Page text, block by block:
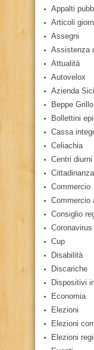
Appalti
Articoli
Assegni
Assistenza
Attualità
Autovelox
Azienda
Beppe Grillo
Bollettini
Cassa
Celiachia
Centri diurni
Commercio
Commercio
Consiglio
Coronavirus
Cup
Disabilità
Discariche
Dispositivi
Economia
Elezioni
Elezioni
Elezioni